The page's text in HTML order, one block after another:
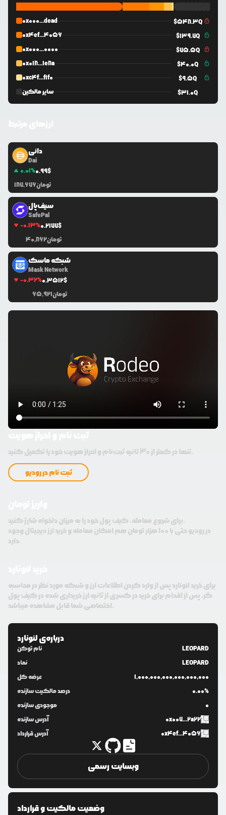
0x000...dead $548.3Q
0x4ef...4056
$139.7Q
0x000...0000
$75.5Q
0x018...1e8a
$40.0Q
0xc4f...f1f0
$9.5Q
سایر مالکین
$31.0Q
دائی
Dai
0.01%0.99$
187,676تومان
سیف‌پال
SafePal
-0.13%0.2177$
40,862تومان
شبکه ماسک
Mask Network
-0.32%0.3512$
65,921تومان
تنها در کمتر از 30 ثانیه ثبت‌نام و احراز هویت خود را تکمیل کنید.
ثبت نام در رودیو
برای شروع معامله، کیف پول خود را به میزان دلخواه شارژ کنید.
در رودیو حتی با 100 هزار تومان هم امکان معامله و خرید ارز دیجیتال وجود
دارد.
برای خرید لئونارد پس از وارد کردن اطلاعات ارز و شبکه مورد نظر در محاسبه
گر، پس از اقدام برای خرید در کسری از ثانیه ارز خریداری شده در کیف پول
اختصاصی شما قابل مشاهده میباشد.
درباره‌یلئونارد
نام توکن
LEOPARD
نماد
LEOPARD
عرضه کل
1,000,000,000,000,000,000
درصد مالکیت سازنده
0.00%
موجودی سازنده
0
آدرس سازنده
0x007...2a22
آدرس قرارداد
0x4ef...4056
وبسایت رسمی
وضعیت مالکیت و قرارداد